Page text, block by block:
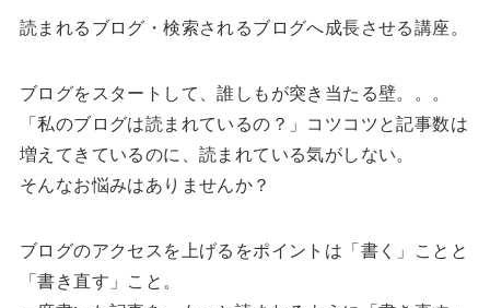
読まれるブログ・検索されるブログへ成長させる講座。
ブログをスタートして、誰しもが突き当たる壁。。。
「私のブログは読まれているの？」コツコツと記事数は
増えてきているのに、読まれている気がしない。
そんなお悩みはありませんか？
ブログのアクセスを上げるをポイントは「書く」ことと
「書き直す」こと。